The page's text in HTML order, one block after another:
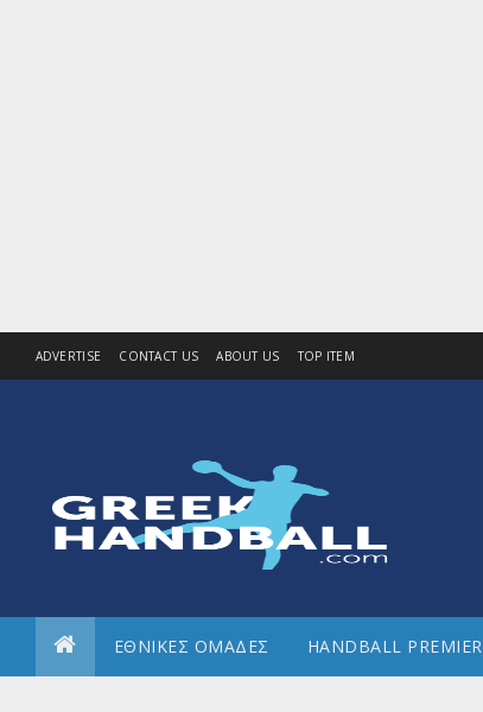
ADVERTISE CONTACT US ABOUT US TOP ITEM
ΕΘΝΙΚΕΣ ΟΜΑΔΕΣ HANDBALL PREMIER